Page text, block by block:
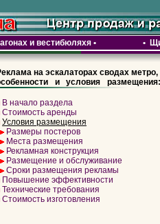
и вестибюляхя • •
на эскалаторах сводах метро,
и условия размещения:
В начало раздела
Стоимость аренды
Условия размещения
Размеры постеров
Места размещения
Рекламная конструкция
Размещение и обслуживание
Сроки размещения рекламы
Повышение эффективности
Технические требования
Стоимость изготовления